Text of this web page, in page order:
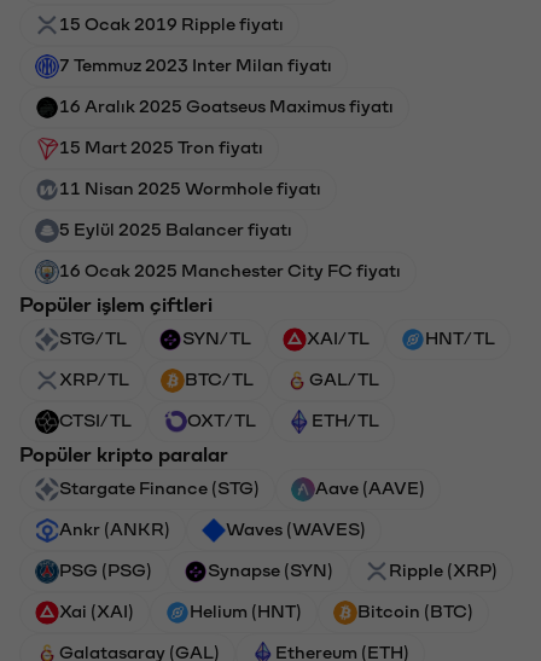
15 Ocak 2019 Ripple fiyatı
7 Temmuz 2023 Inter Milan fiyatı
16 Aralık 2025 Goatseus Maximus fiyatı
15 Mart 2025 Tron fiyatı
11 Nisan 2025 Wormhole fiyatı
5 Eylül 2025 Balancer fiyatı
16 Ocak 2025 Manchester City FC fiyatı
Popüler işlem çiftleri
STG/TL SYN/TL XAI/TL HNT/TL
XRP/TL BTC/TL GAL/TL
CTSI/TL OXT/TL ETH/TL
Popüler kripto paralar
Stargate Finance (STG) Aave (AAVE)
Ankr (ANKR) Waves (WAVES)
PSG (PSG) Synapse (SYN) Ripple (XRP)
Xai (XAI) Helium (HNT) Bitcoin (BTC)
Galatasaray (GAL) Ethereum (ETH)